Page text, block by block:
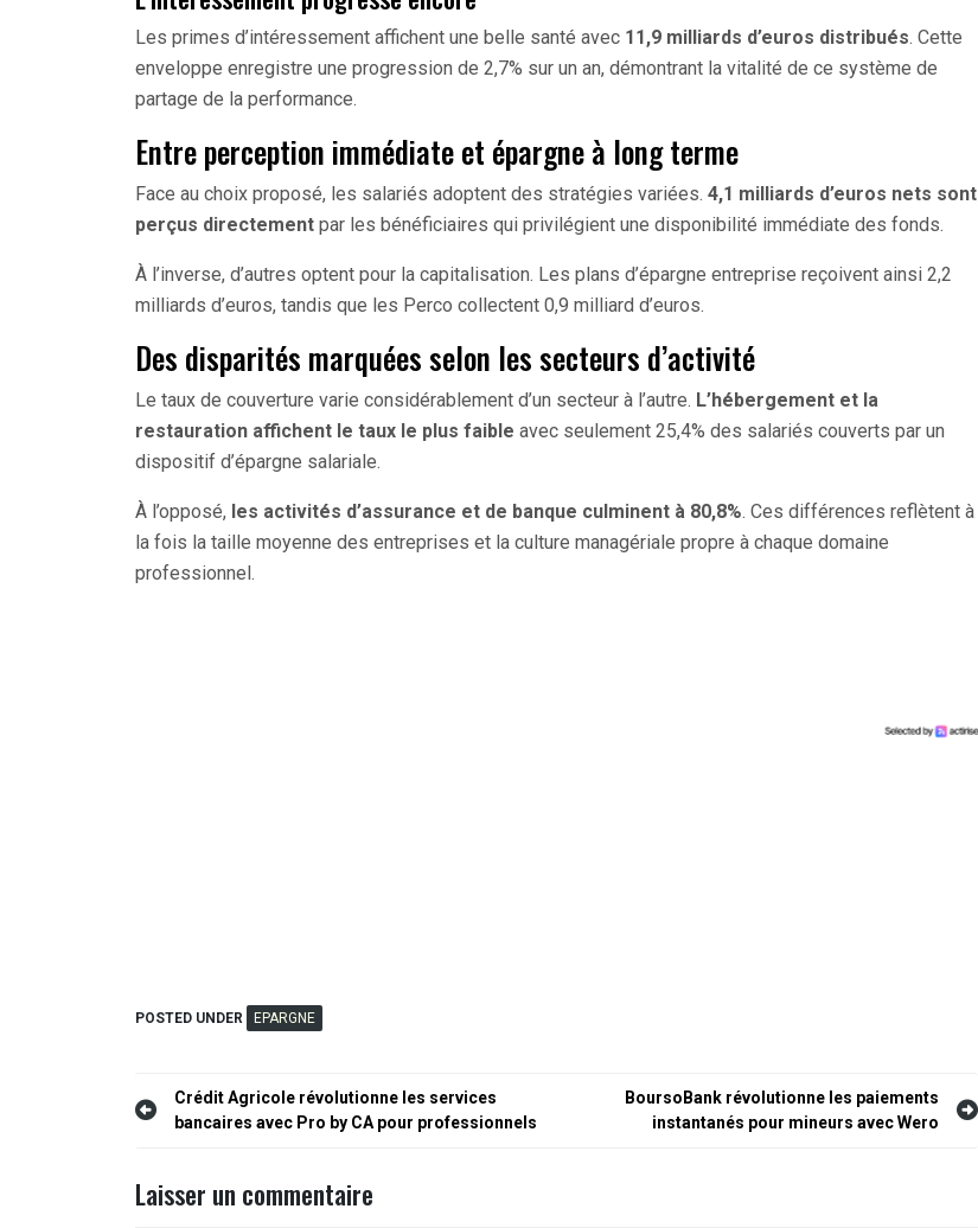
Les primes d’intéressement affichent une belle santé avec 11,9 milliards d’euros distribués. Cette
enveloppe enregistre une progression de 2,7% sur un an, démontrant la vitalité de ce système de
partage de la performance.
Entre perception immédiate et épargne à long terme
Face au choix proposé, les salariés adoptent des stratégies variées. 4,1 milliards d’euros nets sont
perçus directement par les bénéficiaires qui privilégient une disponibilité immédiate des fonds.
À l’inverse, d’autres optent pour la capitalisation. Les plans d’épargne entreprise reçoivent ainsi 2,2
milliards d’euros, tandis que les Perco collectent 0,9 milliard d’euros.
Des disparités marquées selon les secteurs d’activité
Le taux de couverture varie considérablement d’un secteur à l’autre. L’hébergement et la
restauration affichent le taux le plus faible avec seulement 25,4% des salariés couverts par un
dispositif d’épargne salariale.
À l’opposé, les activités d’assurance et de banque culminent à 80,8%. Ces différences reflètent à
la fois la taille moyenne des entreprises et la culture managériale propre à chaque domaine
professionnel.
POSTED UNDER EPARGNE
Navigation
l’article
Crédit Agricole révolutionne les services
bancaires avec Pro by CA pour professionnels
BoursoBank révolutionne les paiements
instantanés pour mineurs avec Wero
Laisser un commentaire